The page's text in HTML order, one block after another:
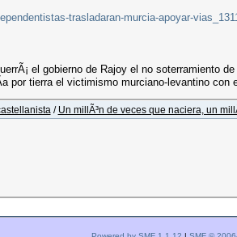
trasladaran-murcia-apoyar-
el gobierno de Rajoy el no soterramiento
por tierra el victimismo murciano-levantino con
/ Un millÃ³n de veces que naciera, un